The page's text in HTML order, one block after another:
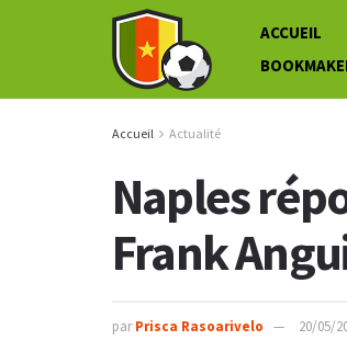
ACCUEIL
Accueil Actualité
Naples
Frank
par Prisca Rasoarivelo 20/05/